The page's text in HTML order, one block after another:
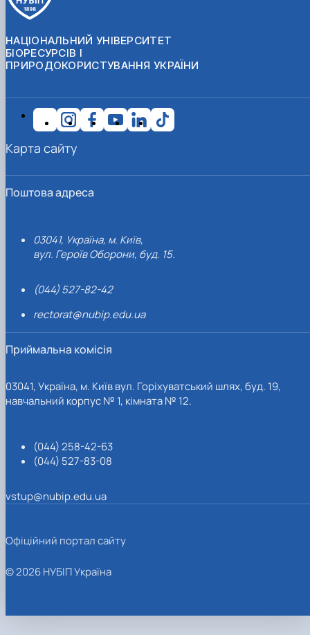
НАЦІОНАЛЬНИЙ УНІВЕРСИТЕТ
БІОРЕСУРСІВ І
ПРИРОДОКОРИСТУВАННЯ УКРАЇНИ
Поштова адреса
03041, Україна, м. Київ,
вул. Героїв Оборони, буд. 15.
(044) 527-82-42
rectorat@nubip.edu.ua
Приймальна комісія
03041, Україна, м. Київ вул. Горіхуватський шлях, буд. 19,
навчальний корпус № 1, кімната № 12.
(044) 258-42-63
(044) 527-83-08
vstup@nubip.edu.ua
Карта сайту
Офіційний портал сайту
© 2026 НУБІП Україна